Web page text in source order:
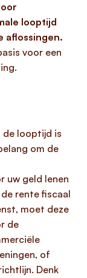
looptijd
aflossingen.
voor een
de looptijd is
om de
uw geld lenen
rente fiscaal
moet deze
de
of
Denk